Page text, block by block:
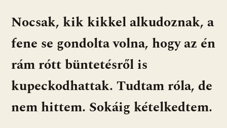
Nocsak, kik kikkel alkudoznak, a
fene se gondolta volna, hogy az én
rám rótt büntetésről is
kupeckodhattak. Tudtam róla, de
nem hittem. Sokáig kételkedtem.